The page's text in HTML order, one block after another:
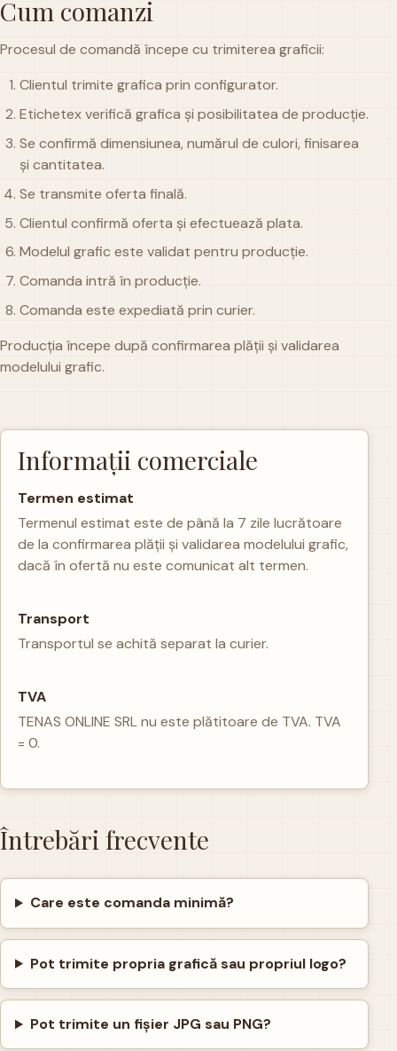
Cum comanzi
Procesul de comandă începe cu trimiterea graficii:
Clientul trimite grafica prin configurator.
Etichetex verifică grafica și posibilitatea de producție.
Se confirmă dimensiunea, numărul de culori, finisarea
și cantitatea.
Se transmite oferta finală.
Clientul confirmă oferta și efectuează plata.
Modelul grafic este validat pentru producție.
Comanda intră în producție.
Comanda este expediată prin curier.
Producția începe după confirmarea plății și validarea
modelului grafic.
Informații comerciale
Termen estimat
Termenul estimat este de până la 7 zile lucrătoare
de la confirmarea plății și validarea modelului grafic,
dacă în ofertă nu este comunicat alt termen.
Transport
Transportul se achită separat la curier.
TVA
TENAS ONLINE SRL nu este plătitoare de TVA. TVA
= 0.
Întrebări frecvente
Care este comanda minimă?
Pot trimite propria grafică sau propriul logo?
Pot trimite un fișier JPG sau PNG?